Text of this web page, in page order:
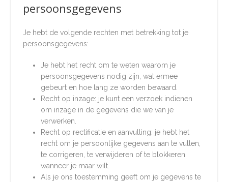
persoonsgegevens
Je hebt de volgende rechten met betrekking tot je
persoonsgegevens:
Je hebt het recht om te weten waarom je
persoonsgegevens nodig zijn, wat ermee
gebeurt en hoe lang ze worden bewaard.
Recht op inzage: je kunt een verzoek indienen
om inzage in de gegevens die we van je
verwerken.
Recht op rectificatie en aanvulling: je hebt het
recht om je persoonlijke gegevens aan te vullen,
te corrigeren, te verwijderen of te blokkeren
wanneer je maar wilt.
Als je ons toestemming geeft om je gegevens te